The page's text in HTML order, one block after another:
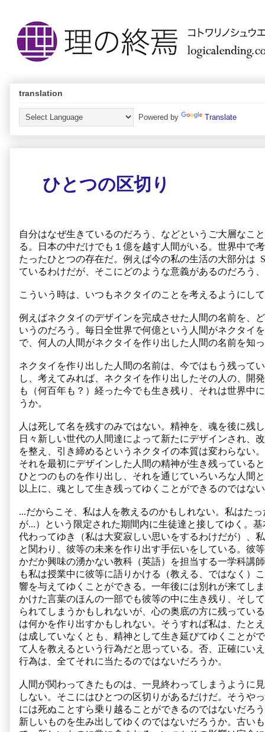
translation
Powered by Translate
ひとつの区切り
自分はなぜ生きているのだろう、などというご大層なこ
る。日本の中だけでも１億を越す人間がいる。世界中で
たったひとつの存在だ。例えば今の私の生活の大部分は
ているわけだが、そこにどのような意義があるのだろう
こういう時は、いつもネクタイのことを考えるようにし
例えばネクタイのデザインを完成させた人間の名前を、
いうのだろう。毎日全世界で何億という人間がネクタイ
で、何人の人間がネクタイを作り出した人間の名前を知
ネクタイを作り出した人間の名前は、今ではもう残って
し、考えてみれば、ネクタイを作り出したその人の、開
も（何百年も？）経った今でも生き残り、それは世界中
うか。
人は死して名を残すのみではない。精神を、魂を後に残
日々新しい世代の人間達によって新たにデザインされ、
を整え、引き締めるというネクタイの本質は変わらない
それを最初にデザインした人間の精神が生き残っている
ひとつのものを作り出し、それを通じていろいろな人間
以上に、魂として生き残ってゆくことができるのではな
...だからこそ、私は人を教えるのかもしれない。私はた
が...）という限定された期間内に生徒達と接してゆく。
代わってゆき（私は大変寂しい思いをするわけだが）、
と関わり、彼等の未来を作り出す手伝いをしている。彼
かだか興味の湧かない教科（英語）を担当する一学科講
も私は授業中に彼等に語りかける（教える、ではなく）
響を与えてゆくことができる。一年後には別れが来てし
かけた言葉のほんの一部でも彼等の中に生き残り、そし
られてしまうかもしれないが、心の奥底の方に残ってい
は何かを作り出すかもしれない。そうすれば私は、たと
は成していなくとも、精神として生き延びてゆくことが
て人を教えるという行為だと思っている。否、正確にい
行為は、全てそれに当たるのではないだろうか。
人間が関わってきたものは、一見終わってしまうように
しない。そこにはひとつの区切りがあるだけだ。そうや
には死ぬことすら乗り越ることができるのではないだろ
新しいものを生み出してゆくのではないだろうか。古い